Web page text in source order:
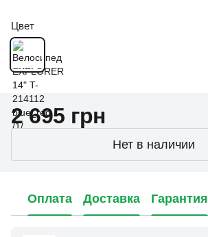
Цвет
2 695 грн
Нет в наличии
Оплата Доставка Гарантия